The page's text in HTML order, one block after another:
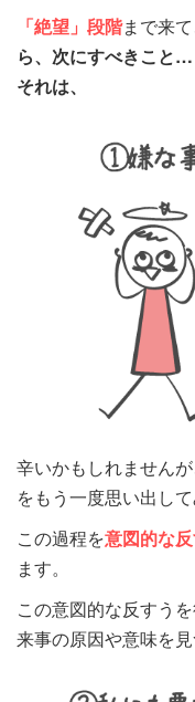
「絶望」段階まで来
ら、次にすべきこと…
それは、
辛いかもしれません
をもう一度思い出して
この過程を意図的な
ます。
この意図的な反すう
来事の原因や意味を